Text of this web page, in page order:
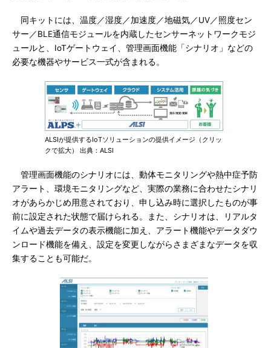
同キットには、温度／湿度／加速度／地磁気／UV／照度セン
サー／BLE通信モジュールを内蔵したセンサーネットワークモジ
ュールと、IoTゲートウェイ、管理画面機能「シナリオ」などの
必要な機器やサービス一式が含まれる。
ALSIが提供するIoTソリューションの提供イメージ（クリッ
クで拡大） 出典：ALSI
管理画面機能のシナリオには、動体モニタリングや熱中症予防
アラート、環境モニタリングなど、実際の業務に合わせたシナリ
オがあらかじめ用意されており、申し込み時に選択したものが事
前に設定された状態で届けられる。また、シナリオは、リアルタ
イムや過去データの表示機能に加え、アラート機能やデータダウ
ンロード機能を備え、設定を変更しながらさまざまなデータを収
集することも可能だ。